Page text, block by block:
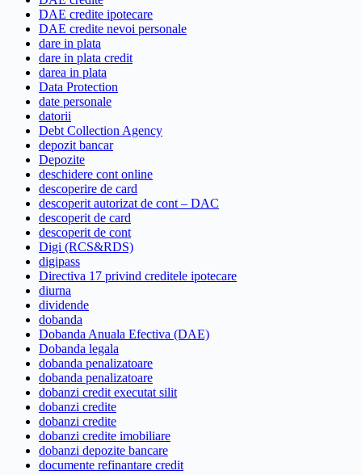
DAE credite ipotecare
DAE credite nevoi personale
dare in plata
dare in plata credit
darea in plata
Data Protection
date personale
datorii
Debt Collection Agency
depozit bancar
Depozite
deschidere cont online
descoperire de card
descoperit autorizat de cont – DAC
descoperit de card
descoperit de cont
Digi (RCS&RDS)
digipass
Directiva 17 privind creditele ipotecare
diurna
dividende
dobanda
Dobanda Anuala Efectiva (DAE)
Dobanda legala
dobanda penalizatoare
dobanda penalizatoare
dobanzi credit executat silit
dobanzi credite
dobanzi credite
dobanzi credite imobiliare
dobanzi depozite bancare
documente refinantare credit